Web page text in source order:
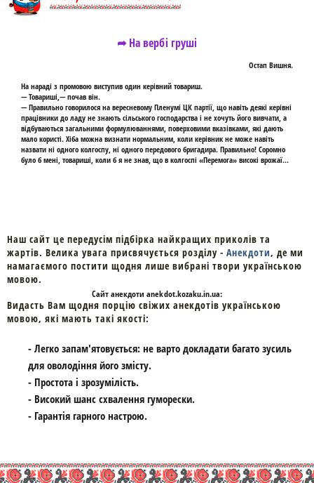
➦ На вербі груші
Остап Вишня.
На нараді з промовою виступив один керівний товариш.
— Товариші,— почав він.
— Правильно говорилося на вересневому Пленумі ЦК партії, що навіть деякі керівні
працівники до ладу не знають сільського господарства і не хочуть його вивчати, а
відбуваються загальними формулюваннями, поверховими вказівками, які дають
мало користі. Хіба можна визнати нормальним, коли керівник не може навіть
назвати ні одного колгоспу, ні одного передового бригадира. Правильно! Соромно
було б мені, товариші, коли б я не знав, що в колгоспі «Перемога» високі врожаї...
Наш сайт це передусім підбірка найкращих приколів та
жартів. Велика увага присвячується розділу - Анекдоти, де ми
намагаємого постити щодня лише вибрані твори українською
мовою.
Cайтанекдоти anekdot.kozaku.in.ua:
Видасть Вам щодня порцію свіжих анекдотів українською
мовою, які мають такі якості:
- Легко запам'ятовується: не варто докладати багато зусиль
для оволодіння його змісту.
- Простота і зрозумілість.
- Високий шанс схвалення гуморески.
- Гарантія гарного настрою.